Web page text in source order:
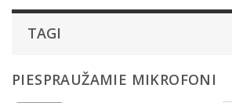
TAGI
PIESPRAUŽAMIE MIKROFONI